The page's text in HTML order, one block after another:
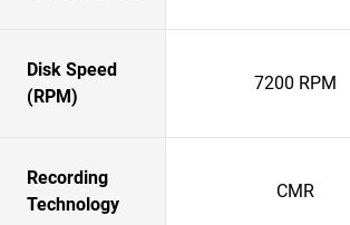
Disk Speed
(RPM)
7200 RPM
Recording
Technology
CMR